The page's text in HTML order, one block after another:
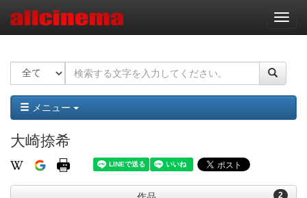
ナ
ビ
ー
ョ
ン
メニュー
大崎捺希
2